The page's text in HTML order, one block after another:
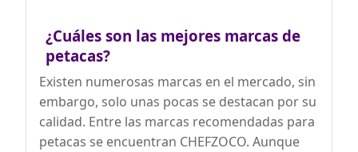
¿Cuáles son las mejores marcas de
petacas?
Existen numerosas marcas en el mercado, sin
embargo, solo unas pocas se destacan por su
calidad. Entre las marcas recomendadas para
petacas se encuentran CHEFZOCO. Aunque